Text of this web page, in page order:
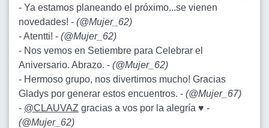
- Ya estamos planeando el próximo...se vienen
novedades! - (@Mujer_62)
- Atentti! - (@Mujer_62)
- Nos vemos en Setiembre para Celebrar el
Aniversario. Abrazo. - (@Mujer_62)
- Hermoso grupo, nos divertimos mucho! Gracias
Gladys por generar estos encuentros. - (@Mujer_67)
- @CLAUVAZ gracias a vos por la alegría ♥️ -
(@Mujer_62)